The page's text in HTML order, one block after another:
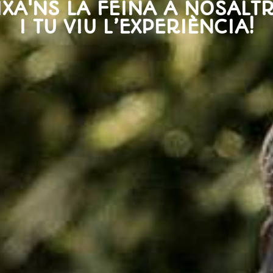
LA FEINA A
I TU VIU L’EXPERIÈNCIA!